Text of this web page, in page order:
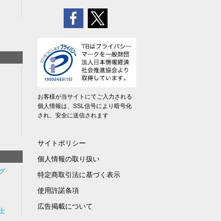
お客様が当サイトにてご入力される
個人情報は、SSL信号により暗号化
され、安全に送信されます
サイトポリシー
個人情報の取り扱い
特定商取引法に基づく表示
使用許諾条項
広告掲載について